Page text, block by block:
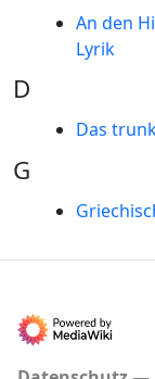
An den
Lyrik
D
Das
G